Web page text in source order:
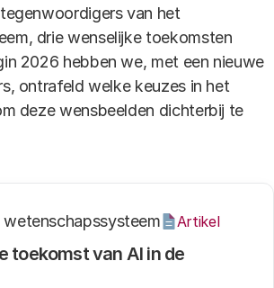
van het
drie wenselijke toekomsten
2026 hebben we, met een nieuwe
ontrafeld welke keuzes in het
deze wensbeelden dichterbij te
toekomst van AI in de
Artikel